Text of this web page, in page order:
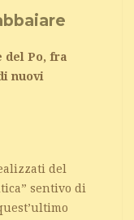
del Po, fra
nuovi
del
sentivo di